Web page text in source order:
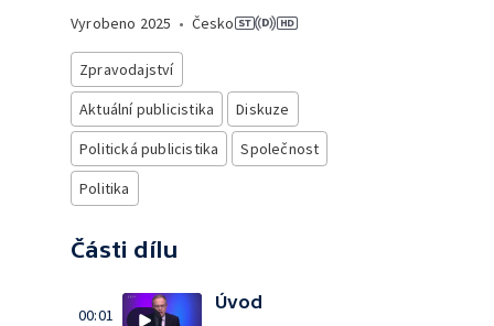
Vyrobeno 2025 • Česko
Zpravodajství
Aktuální publicistika
Diskuze
Politická publicistika
Společnost
Politika
Části dílu
00:01
Úvod